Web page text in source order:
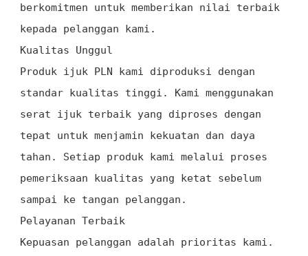
berkomitmen untuk memberikan nilai terbaik
kepada pelanggan kami.
Kualitas Unggul
Produk ijuk PLN kami diproduksi dengan
standar kualitas tinggi. Kami menggunakan
serat ijuk terbaik yang diproses dengan
tepat untuk menjamin kekuatan dan daya
tahan. Setiap produk kami melalui proses
pemeriksaan kualitas yang ketat sebelum
sampai ke tangan pelanggan.
Pelayanan Terbaik
Kepuasan pelanggan adalah prioritas kami.